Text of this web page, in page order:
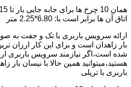
اتاق آن ها برابر است با: 6.80*2.25 متر
ارائه سرویس باربری با تک و جفت به
بار زاهدان است و برای این کار ارزان
شده است،اگر نیازمند سرویس باربری
هستید،میتوانید همین حالا با نیسان بار
باربری با تریلی